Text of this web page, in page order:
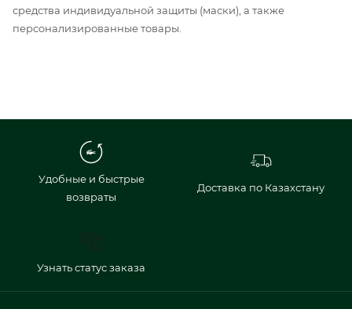
средства индивидуальной защиты (маски), а также
персонализированные товары.
Удобные и быстрые
возвраты
Доставка по Казахстану
Узнать статус заказа